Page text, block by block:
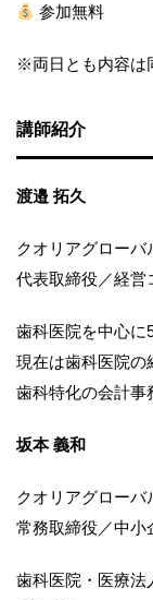
参加無料
※両日とも内容は
講師紹介
渡邉 拓久
クオリアグローバ
代表取締役／経営
歯科医院を中心に
現在は歯科医院の
歯科特化の会計事
坂本 義和
クオリアグローバ
常務取締役／中小
歯科医院・医療法